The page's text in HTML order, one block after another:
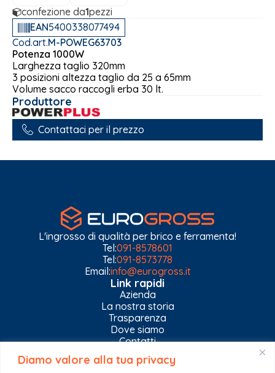
Diamo valore alla tua privacy
confezione da1pezzi
EAN5400338077494
Cod.art.M-POWEG63703
Potenza 1000W
Larghezza taglio 320mm
3 posizioni altezza taglio da 25 a 65mm
Volume sacco raccogli erba 30 lt.
Produttore
Contattaci per il prezzo
L'ingrosso di qualità per brico e ferramenta!
Tel:091-8578601
Tel:091-8573778
Email:info@eurogross.it
Link rapidi
Azienda
La nostra storia
Trasparenza
Dove siamo
Contatti
Privacy Policy